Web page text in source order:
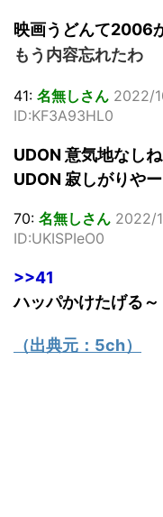
映画うどんて2006
もう内容忘れたわ
41: 名無しさん 2022/
ID:KF3A93HL0
UDON 意気地なし
UDON 寂しがりやー
70: 名無しさん 2022/
ID:UKISPIeO0
>>41
ハッパかけたげる～
（出典元： 5ch）